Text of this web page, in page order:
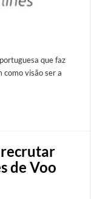
que faz
como visão ser a
de Voo